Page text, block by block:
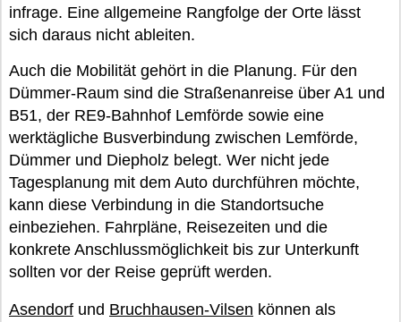
infrage. Eine allgemeine Rangfolge der Orte lässt
sich daraus nicht ableiten.
Auch die Mobilität gehört in die Planung. Für den
Dümmer-Raum sind die Straßenanreise über A1 und
B51, der RE9-Bahnhof Lemförde sowie eine
werktägliche Busverbindung zwischen Lemförde,
Dümmer und Diepholz belegt. Wer nicht jede
Tagesplanung mit dem Auto durchführen möchte,
kann diese Verbindung in die Standortsuche
einbeziehen. Fahrpläne, Reisezeiten und die
konkrete Anschlussmöglichkeit bis zur Unterkunft
sollten vor der Reise geprüft werden.
Asendorf und Bruchhausen-Vilsen können als